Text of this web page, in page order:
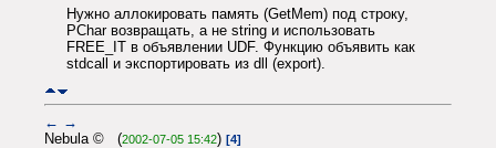
Нужно аллокировать память (GetMem) под строку,
PChar возвращать, а не string и использовать
FREE_IT в объявлении UDF. Функцию объявить как
stdcall и экспортировать из dll (export).
← →
Nebula © (2002-07-05 15:42) [4]